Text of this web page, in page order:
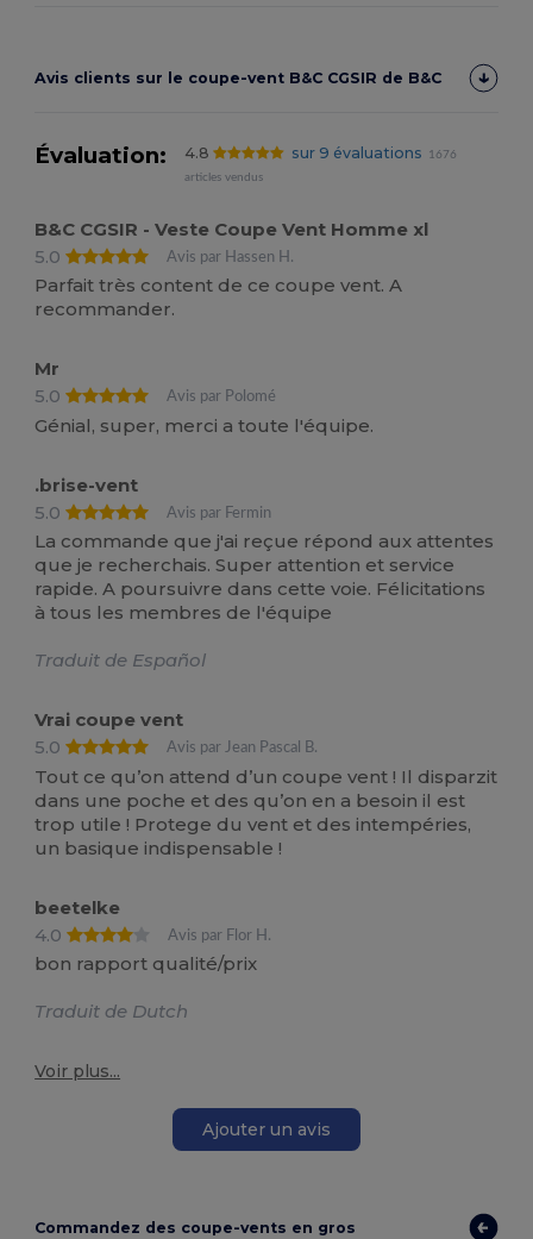
Avis clients sur le coupe-vent B&C CGSIR de B&C
Évaluation: 4.8 sur 9 évaluations
1676
articles vendus
B&C CGSIR - Veste Coupe Vent Homme xl
5.0
Avis par Hassen H.
Parfait très content de ce coupe vent. A
recommander.
Mr
5.0
Avis par Polomé
Génial, super, merci a toute l'équipe.
.brise-vent
5.0
Avis par Fermin
La commande que j'ai reçue répond aux attentes
que je recherchais. Super attention et service
rapide. A poursuivre dans cette voie. Félicitations
à tous les membres de l'équipe
Traduit de Español
Vrai coupe vent
5.0
Avis par Jean Pascal B.
Tout ce qu’on attend d’un coupe vent ! Il disparzit
dans une poche et des qu’on en a besoin il est
trop utile ! Protege du vent et des intempéries,
un basique indispensable !
beetelke
4.0
Avis par Flor H.
bon rapport qualité/prix
Traduit de Dutch
Voir plus...
Ajouter un avis
Commandez des coupe-vents en gros